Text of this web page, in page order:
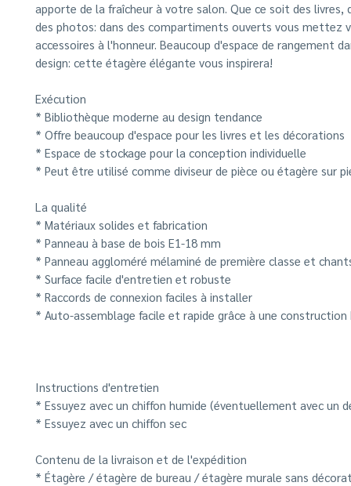
apporte de la fraîcheur à votre salon. Que ce soit des livres,
des photos: dans des compartiments ouverts vous mettez
accessoires à l'honneur. Beaucoup d'espace de rangement
design: cette étagère élégante vous inspirera!
Exécution
* Bibliothèque moderne au design tendance
* Offre beaucoup d'espace pour les livres et les décorations
* Espace de stockage pour la conception individuelle
* Peut être utilisé comme diviseur de pièce ou étagère sur
La qualité
* Matériaux solides et fabrication
* Panneau à base de bois E1-18 mm
* Panneau aggloméré mélaminé de première classe et
* Surface facile d'entretien et robuste
* Raccords de connexion faciles à installer
* Auto-assemblage facile et rapide grâce à une construction
Instructions d'entretien
* Essuyez avec un chiffon humide (éventuellement avec un
* Essuyez avec un chiffon sec
Contenu de la livraison et de l'expédition
* Étagère / étagère de bureau / étagère murale sans